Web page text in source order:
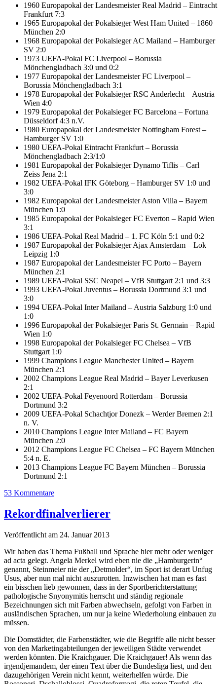
1960 Europapokal der Landesmeister Real Madrid – Eintracht
Frankfurt 7:3
1965 Europapokal der Pokalsieger West Ham United – 1860
München 2:0
1968 Europapokal der Pokalsieger AC Mailand – Hamburger
SV 2:0
1973 UEFA-Pokal FC Liverpool – Borussia
Mönchengladbach 3:0 und 0:2
1977 Europapokal der Landesmeister FC Liverpool –
Borussia Mönchengladbach 3:1
1978 Europapokal der Pokalsieger RSC Anderlecht – Austria
Wien 4:0
1979 Europapokal der Pokalsieger FC Barcelona – Fortuna
Düsseldorf 4:3 n.V.
1980 Europapokal der Landesmeister Nottingham Forest –
Hamburger SV 1:0
1980 UEFA-Pokal Eintracht Frankfurt – Borussia
Mönchengladbach 2:3/1:0
1981 Europapokal der Pokalsieger Dynamo Tiflis – Carl
Zeiss Jena 2:1
1982 UEFA-Pokal IFK Göteborg – Hamburger SV 1:0 und
3:0
1982 Europapokal der Landesmeister Aston Villa – Bayern
München 1:0
1985 Europapokal der Pokalsieger FC Everton – Rapid Wien
3:1
1986 UEFA-Pokal Real Madrid – 1. FC Köln 5:1 und 0:2
1987 Europapokal der Pokalsieger Ajax Amsterdam – Lok
Leipzig 1:0
1987 Europapokal der Landesmeister FC Porto – Bayern
München 2:1
1989 UEFA-Pokal SSC Neapel – VfB Stuttgart 2:1 und 3:3
1993 UEFA-Pokal Juventus – Borussia Dortmund 3:1 und
3:0
1994 UEFA-Pokal Inter Mailand – Austria Salzburg 1:0 und
1:0
1996 Europapokal der Pokalsieger Paris St. Germain – Rapid
Wien 1:0
1998 Europapokal der Pokalsieger FC Chelsea – VfB
Stuttgart 1:0
1999 Champions League Manchester United – Bayern
München 2:1
2002 Champions League Real Madrid – Bayer Leverkusen
2:1
2002 UEFA-Pokal Feyenoord Rotterdam – Borussia
Dortmund 3:2
2009 UEFA-Pokal Schachtjor Donezk – Werder Bremen 2:1
n. V.
2010 Champions League Inter Mailand – FC Bayern
München 2:0
2012 Champions League FC Chelsea – FC Bayern München
5:4 n. E.
2013 Champions League FC Bayern München – Borussia
Dortmund 2:1
53 Kommentare
Rekordfinalverlierer
Veröffentlicht am 24. Januar 2013
Wir haben das Thema Fußball und Sprache hier mehr oder weniger
ad acta gelegt. Angela Merkel wird eben nie die „Hamburgerin“
genannt, Steinmeier nie der „Detmolder“, im Sport ist derart Unfug
Usus, aber nun mal nicht auszurotten. Inzwischen hat man es fast
ein bisschen lieb gewonnen, dass in der Sportberichterstattung
pathologische Snyonymitis herrscht und ständig regionale
Bezeichnungen sich mit Farben abwechseln, gefolgt von Farben in
ausländischen Sprachen, um nur ja keine Wiederholung einbauen zu
müssen.
Die Domstädter, die Farbenstädter, wie die Begriffe alle nicht besser
von den Marketingabteilungen der jeweiligen Städte verwendet
werden könnten. Die Kraichgauer. Die Kraichgauer! Als wenn das
irgendjemandem, der einen Text über die Bundesliga liest, und den
dazugehörigen Verein nicht kennt, weiterhelfen würde. Die